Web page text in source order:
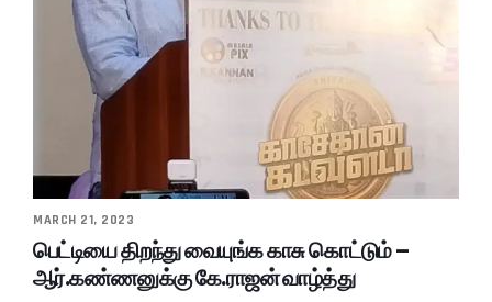
MARCH 21, 2023
பெட்டியை திறந்து வையுங்க காசு கொட்டும் –
ஆர்.கண்ணனுக்கு கே.ராஜன் வாழ்த்து